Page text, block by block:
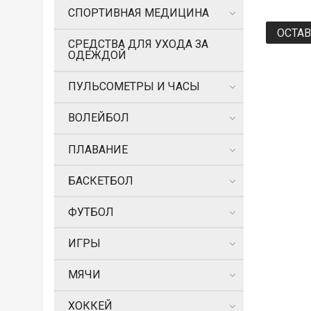
СПОРТИВНАЯ МЕДИЦИНА
СРЕДСТВА ДЛЯ УХОДА ЗА
ОДЕЖДОЙ
ПУЛЬСОМЕТРЫ И ЧАСЫ
ВОЛЕЙБОЛ
ПЛАВАНИЕ
БАСКЕТБОЛ
ФУТБОЛ
ИГРЫ
МЯЧИ
ХОККЕЙ